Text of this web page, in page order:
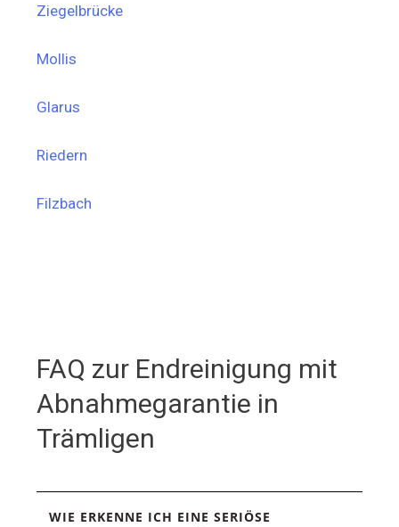
Ziegelbrücke
Mollis
Glarus
Riedern
Filzbach
FAQ zur Endreinigung mit
Abnahmegarantie in
Trämligen
WIE ERKENNE ICH EINE SERIÖSE